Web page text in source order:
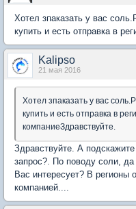
Хотел зпаказать у вас
купить и есть отправка в
Kalipso
21 мая 2016
Хотел зпаказать у вас
купить и есть отправка в
компаниеЗдравствуйте.
Здравствуйте. А
запрос?. По поводу соли,
Вас интересует? В регионы
компанией....